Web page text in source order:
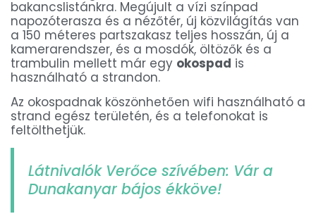
bakancslistánkra. Megújult a vízi színpad
napozóterasza és a nézőtér, új közvilágítás van
a 150 méteres partszakasz teljes hosszán, új a
kamerarendszer, és a mosdók, öltözők és a
trambulin mellett már egy okospad is
használható a strandon.
Az okospadnak köszönhetően wifi használható a
strand egész területén, és a telefonokat is
feltölthetjük.
Látnivalók Verőce szívében: Vár a
Dunakanyar bájos ékköve!